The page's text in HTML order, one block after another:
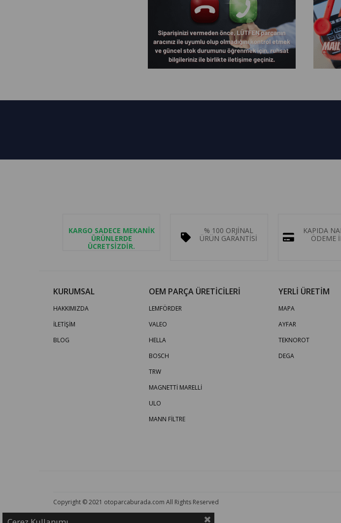
KARGO SADECE MEKANİK
ÜRÜNLERDE
ÜCRETSİZDİR.
% 100 ORJİNAL
ÜRÜN GARANTİSİ
KAPIDA
ÖDEME
KURUMSAL
HAKKIMIZDA
İLETİŞİM
BLOG
OEM PARÇA ÜRETİCİLERİ
LEMFÖRDER
VALEO
HELLA
BOSCH
TRW
MAGNETTİ MARELLİ
ULO
MANN FİLTRE
YERLİ ÜRETİM
MAPA
AYFAR
TEKNOROT
DEGA
Copyright © 2021 otoparcaburada.com All Rights Reserved